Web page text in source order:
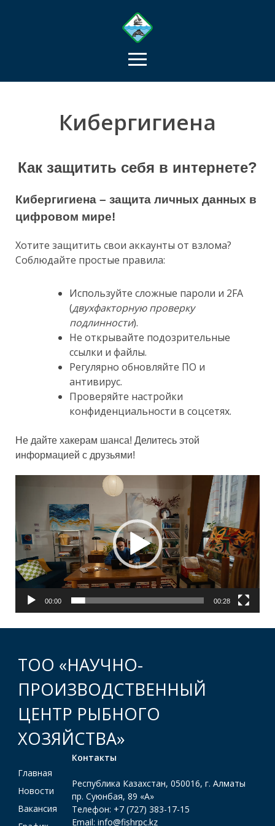
Кибергигиена
Как защитить себя в интернете?
Кибергигиена – защита личных данных в
цифровом мире!
Хотите защитить свои аккаунты от взлома?
Соблюдайте простые правила:
Используйте сложные пароли и 2FA
(двухфакторную проверку
подлинности).
Не открывайте подозрительные
ссылки и файлы.
Регулярно обновляйте ПО и
антивирус.
Проверяйте настройки
конфиденциальности в соцсетях.
Не дайте хакерам шанса! Делитесь этой
информацией с друзьями!
00:00 00:28
ТОО «НАУЧНО-
ПРОИЗВОДСТВЕННЫЙ
ЦЕНТР РЫБНОГО
ХОЗЯЙСТВА»
Главная
Новости
Вакансия
Контакты
Республика Казахстан, 050016, г. Алматы
пр. Суюнбая, 89 «А»
Телефон: +7 (727) 383-17-15
Email: info@fishrpc.kz